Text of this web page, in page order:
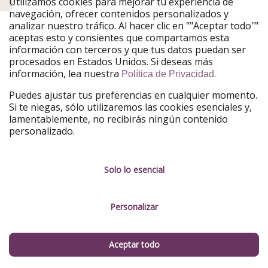
5 al martes 8. Conviene confirmarlo con el calendario
oficial de tu comunidad, ya que no todas lo aplican igual.
¿Compensa viajar estos días o es mejor esperar a
Navidad?
Compensa, y bastante: viajar en el puente de diciembre
suele salirmás barato que las fechas navideñas
propiamente dichas, con menos aglomeración en
ambientadas de Navidad sin que hayan empezado las
vacaciones escolares grandes.
¿Se pueden visitar ya los mercadillos navideños en
Sí, la mayoría de
mercados navideños europeos abren a
finales de noviembre, así que a principios de diciembre
navegación, ofrecer contenidos personalizados y
analizar nuestro tráfico. Al hacer clic en ""Aceptar todo""
aceptas esto y consientes que compartamos esta
información con terceros y que tus datos puedan ser
procesados en Estados Unidos. Si deseas más
información, lea nuestra Política de Privacidad.
Puedes ajustar tus preferencias en cualquier momento.
Si te niegas, sólo utilizaremos las cookies esenciales y,
lamentablemente, no recibirás ningún contenido
personalizado.
Solo lo esencial
Personalizar
Aceptar todo